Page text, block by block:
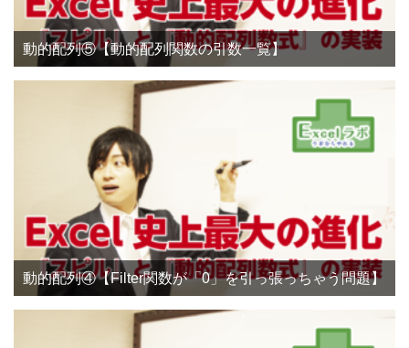
動的配列⑤【動的配列関数の引数一覧】
動的配列④【Filter関数が「0」を引っ張っちゃう問題】